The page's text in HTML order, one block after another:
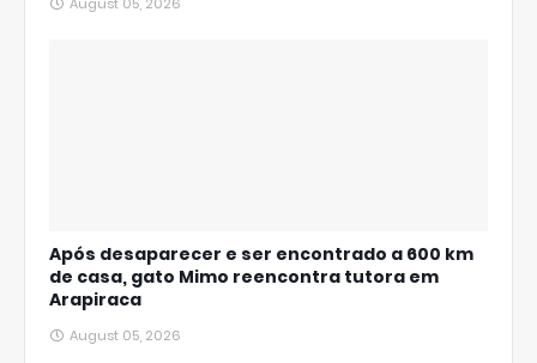
Após desaparecer e ser encontrado a 600 km
de casa, gato Mimo reencontra tutora em
Arapiraca
August 05, 2026